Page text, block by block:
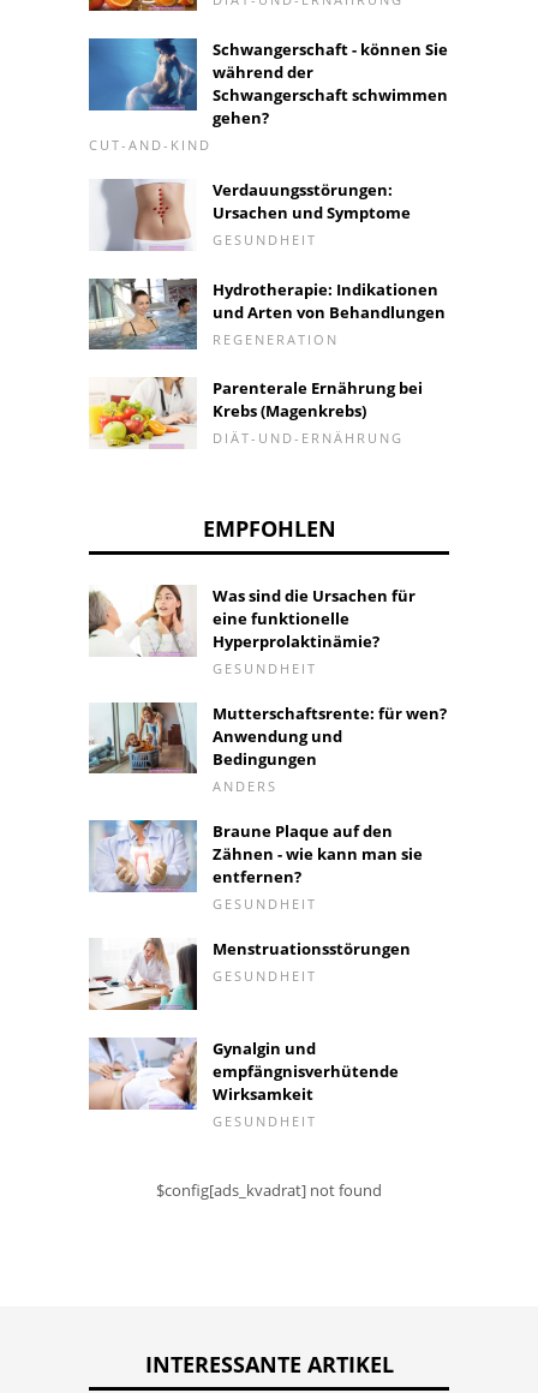
Schwangerschaft - können Sie
während der
Schwangerschaft schwimmen
gehen?
CUT-AND-KIND
Verdauungsstörungen:
Ursachen und Symptome
GESUNDHEIT
Hydrotherapie: Indikationen
und Arten von Behandlungen
REGENERATION
Parenterale Ernährung bei
Krebs (Magenkrebs)
DIÄT-UND-ERNÄHRUNG
EMPFOHLEN
Was sind die Ursachen für
eine funktionelle
Hyperprolaktinämie?
GESUNDHEIT
Mutterschaftsrente: für wen?
Anwendung und
Bedingungen
ANDERS
Braune Plaque auf den
Zähnen - wie kann man sie
entfernen?
GESUNDHEIT
Menstruationsstörungen
GESUNDHEIT
Gynalgin und
empfängnisverhütende
Wirksamkeit
GESUNDHEIT
$config[ads_kvadrat] not found
INTERESSANTE ARTIKEL